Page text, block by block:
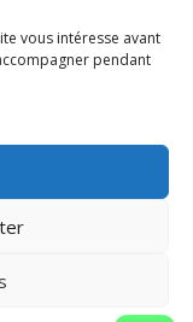
vous intéresse avant
pendant
de 2 000 €